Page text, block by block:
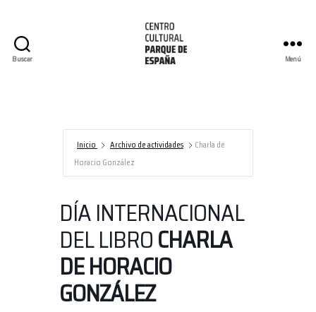
Buscar
España/AECID
Menú
Inicio Archivo de actividades
Charla de
Horacio González
DÍA INTERNACIONAL
DEL LIBROCHARLA
DE HORACIO
GONZÁLEZ